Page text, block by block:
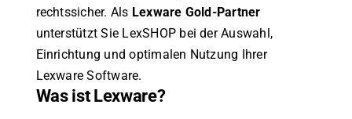
rechtssicher. Als Lexware Gold-Partner
unterstützt Sie LexSHOP bei der Auswahl,
Einrichtung und optimalen Nutzung Ihrer
Lexware Software.
Was ist Lexware?